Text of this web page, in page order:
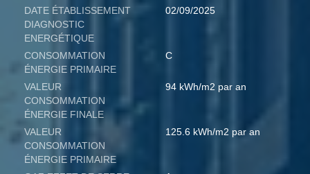
DATE ÉTABLISSEMENT
DIAGNOSTIC
ENERGÉTIQUE
02/09/2025
CONSOMMATION
ÉNERGIE PRIMAIRE
C
VALEUR
CONSOMMATION
ÉNERGIE FINALE
94 kWh/m2 par an
VALEUR
CONSOMMATION
ÉNERGIE PRIMAIRE
125.6 kWh/m2 par an